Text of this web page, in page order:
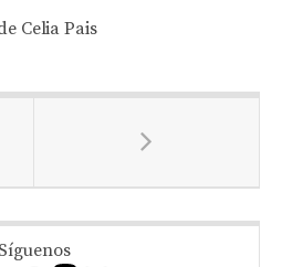
Celia Pais
Síguenos